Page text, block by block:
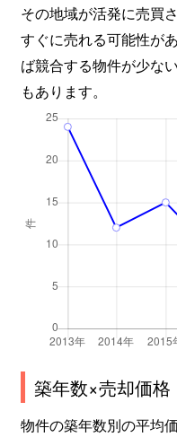
その地域が活発に売買
すぐに売れる可能性が
ば競合する物件が少な
もあります。
築年数×売却価格
物件の築年数別の平均